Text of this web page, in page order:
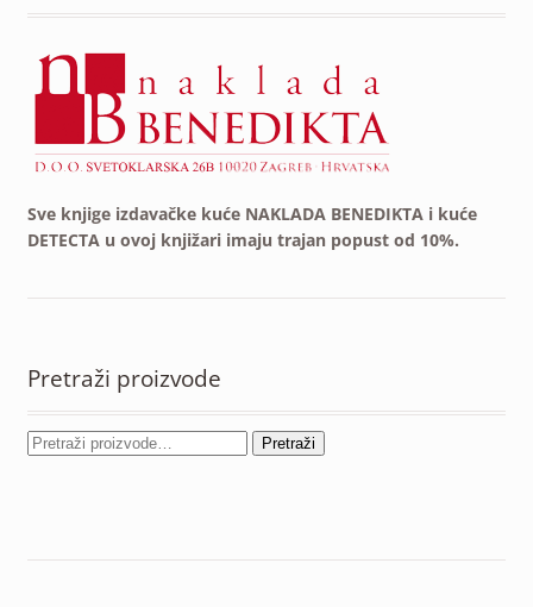
Sve knjige izdavačke kuće NAKLADA BENEDIKTA i kuće
DETECTA u ovoj knjižari imaju trajan popust od 10%.
Pretraži proizvode
Pretraži